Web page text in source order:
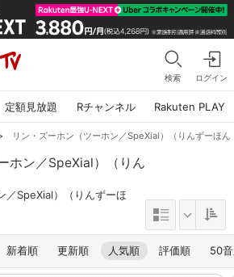
検索 ログイン
定額見放題 Rチャンネル Rakuten PLAY
リン・ズーホン（ツーホン／SpeXial）（りんずーほん
ホン／SpeXial）（りん
／SpeXial）（りんずーほ
新着順 更新順 人気順 評価順 50